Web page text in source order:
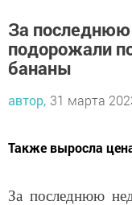
За последнюю
подорожали
бананы
автор, 31 марта
Также выросла
За последнюю